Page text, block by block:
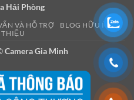
Hải Phòng
VÀ HỖ TRỢ
BLOG HỮU ÍCH
Camera Gia Minh